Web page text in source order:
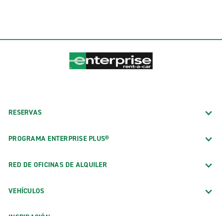
RESERVAS
PROGRAMA ENTERPRISE PLUS®
RED DE OFICINAS DE ALQUILER
VEHÍCULOS